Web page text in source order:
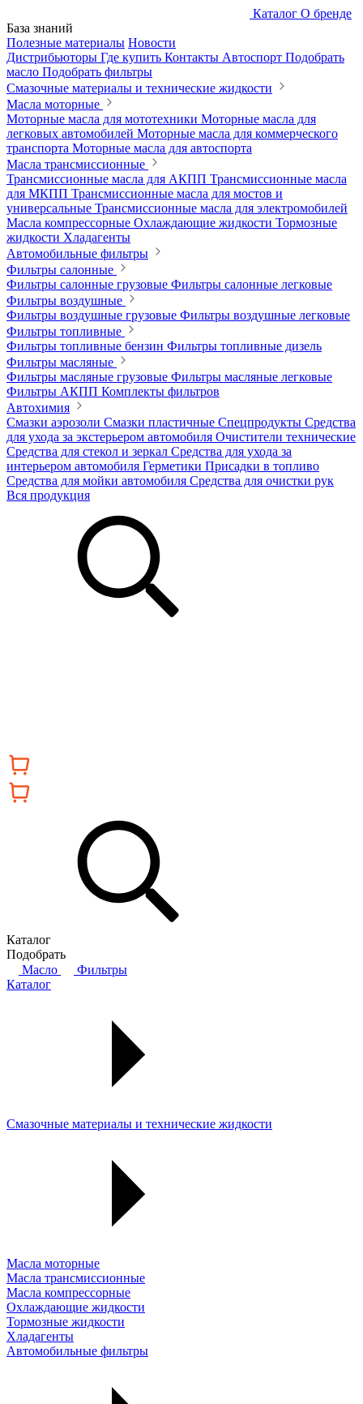
Каталог О бренде
База знаний
Полезные материалы Новости
Дистрибьюторы Где купить Контакты Автоспорт Подобрать
масло Подобрать фильтры
Смазочные материалы и технические жидкости
Масла моторные
Моторные масла для мототехники Моторные масла для
легковых автомобилей Моторные масла для коммерческого
транспорта Моторные масла для автоспорта
Масла трансмиссионные
Трансмиссионные масла для АКПП Трансмиссионные масла
для МКПП Трансмиссионные масла для мостов и
универсальные Трансмиссионные масла для электромобилей
Масла компрессорные Охлаждающие жидкости Тормозные
жидкости Хладагенты
Автомобильные фильтры
Фильтры салонные
Фильтры салонные грузовые Фильтры салонные легковые
Фильтры воздушные
Фильтры воздушные грузовые Фильтры воздушные легковые
Фильтры топливные
Фильтры топливные бензин Фильтры топливные дизель
Фильтры масляные
Фильтры масляные грузовые Фильтры масляные легковые
Фильтры АКПП Комплекты фильтров
Автохимия
Смазки аэрозоли Смазки пластичные Спецпродукты Средства
для ухода за экстерьером автомобиля Очистители технические
Средства для стекол и зеркал Средства для ухода за
интерьером автомобиля Герметики Присадки в топливо
Средства для мойки автомобиля Средства для очистки рук
Вся продукция
Каталог
Подобрать
Масло
Фильтры
Каталог
Смазочные материалы и технические жидкости
Масла моторные
Масла трансмиссионные
Масла компрессорные
Охлаждающие жидкости
Тормозные жидкости
Хладагенты
Автомобильные фильтры